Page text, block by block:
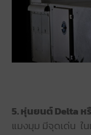
5. หุ่นยนต์ Delta
แมงมุม มีจุดเด่น ใน